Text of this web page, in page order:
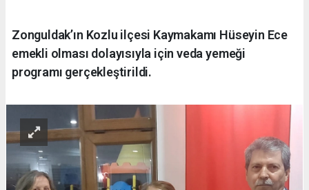
Zonguldak’ın Kozlu ilçesi Kaymakamı Hüseyin Ece
emekli olması dolayısıyla için veda yemeği
programı gerçekleştirildi.